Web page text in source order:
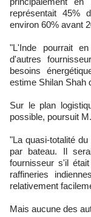
représentait 45%
environ 60% avant
"L'Inde pourrait
d'autres
besoins
estime Shilan Shah
Sur le plan
possible, poursuit
"La quasi-totalité
par bateau. Il
fournisseur s'il
raffineries
relativement
Mais aucune des